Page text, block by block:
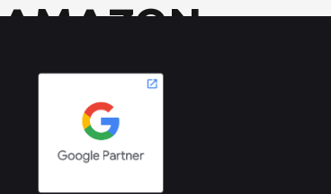
AMAZON
La primera fase de cómo vender
en Amazon resultó «interesante».
Aún así prometemos que las dos